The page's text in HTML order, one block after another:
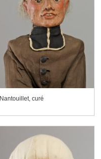
Nantouillet, curé